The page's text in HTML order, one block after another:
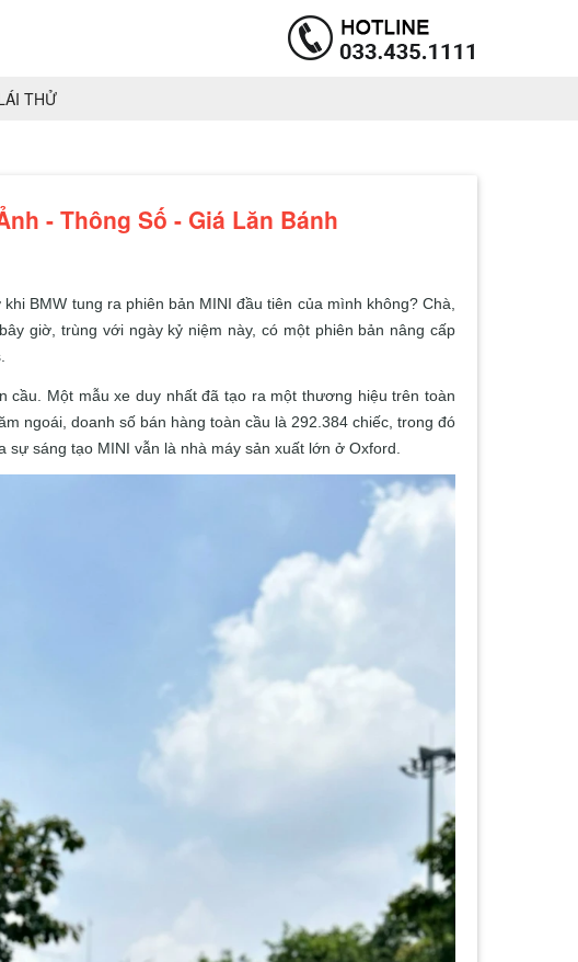
THỬ
- Thông Số - Giá Lăn Bánh
khi BMW tung ra phiên bản MINI đầu tiên của mình không?Chà,
giờ, trùng với ngày kỷ niệm này, có một phiên bản nâng cấp
cầu. Một mẫu xe duy nhất đã tạo ra một thương hiệu trên toàn
ngoái, doanh số bán hàng toàn cầu là 292.384 chiếc, trong đó
sự sáng tạo MINI vẫn là nhà máy sản xuất lớn ở Oxford.